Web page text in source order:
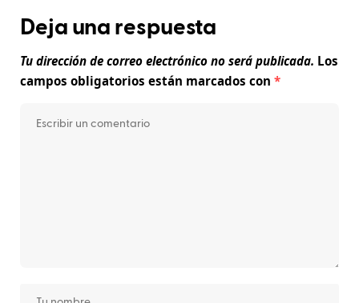
Deja una respuesta
Tu dirección de correo electrónico no será publicada. Los
campos obligatorios están marcados con *